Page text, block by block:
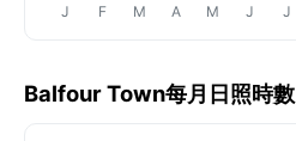
J F M A M J J
Balfour Town每月日照時數